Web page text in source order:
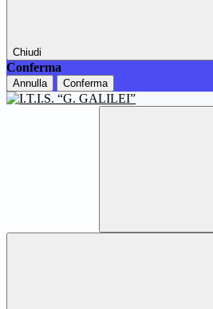
Chiudi
Conferma
Annulla Conferma